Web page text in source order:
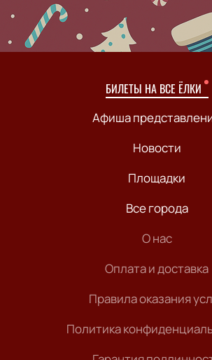
БИЛЕТЫ НА ВСЕ ЁЛКИ
Афиша
Новости
Площадки
Все города
О нас
Оплата и доставка
Правила оказания
Политика